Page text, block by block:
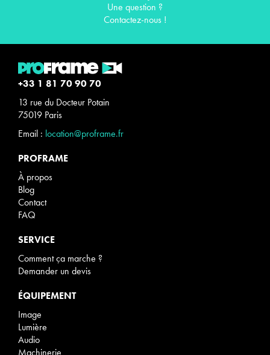
Une question ?
Contactez-nous !
+33 1 81 70 90 70
13 rue du Docteur Potain
75019 Paris
Email : location@proframe.fr
PROFRAME
À propos
Blog
Contact
FAQ
SERVICE
Comment ça marche ?
Demander un devis
ÉQUIPEMENT
Image
Lumière
Audio